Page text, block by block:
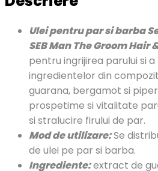
Ulei pentru par si barba
SEB Man The Groom Hair
pentru ingrijirea parului si
ingredientelor din
guarana, bergamot si
prospetime si vitalitate
si stralucire firului de par.
Mod de utilizare:Se
de ulei pe par si barba.
Ingrediente:extract de